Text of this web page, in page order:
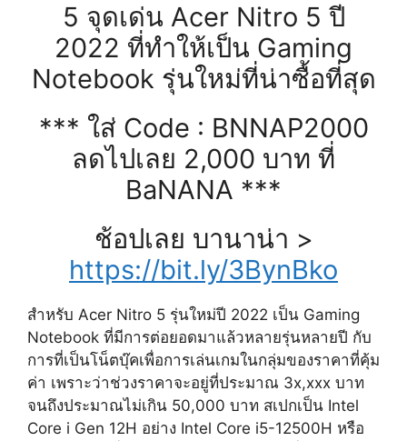
5 จุดเด่น Acer Nitro 5 ปี
2022 ที่ทำให้เป็น Gaming
Notebook รุ่นใหม่ที่น่าซื้อที่สุด
*** ใส่ Code : BNNAP2000
ลดไปเลย 2,000 บาท ที่
BaNANA ***
ช้อปเลย บานาน่า >
https://bit.ly/3BynBko
สำหรับ Acer Nitro 5 รุ่นใหม่ปี 2022 เป็น Gaming
Notebook ที่มีการต่อยอดมาแล้วหลายรุ่นหลายปี กับ
การที่เป็นโน็ตบุ๊คเพื่อการเล่นเกมในกลุ่มของราคาที่คุ้ม
ค่า เพราะว่าช่วงราคาจะอยู่ที่ประมาณ 3x,xxx บาท
จนถึงประมาณไม่เกิน 50,000 บาท สเปกเป็น Intel
Core i Gen 12H อย่าง Intel Core i5-12500H หรือ